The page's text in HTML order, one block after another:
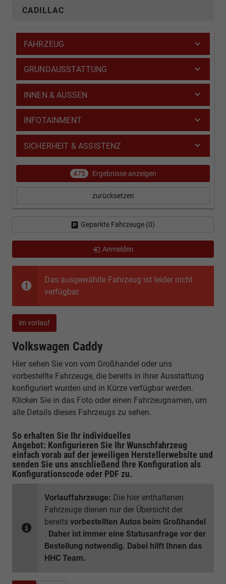
Das ausgewählte Fahrzeug ist leider nicht
verfügbar.
im vorlauf
Volkswagen Caddy
Hier sehen Sie von vom Großhandel oder uns
vorbestellte Fahrzeuge, die bereits in ihrer Ausstattung
konfiguriert wurden und in Kürze verfügbar werden.
Klicken Sie in das Foto oder einen Fahrzeugnamen, um
alle Details dieses Fahrzeugs zu sehen.
So erhalten Sie Ihr individuelles
Angebot: Konfigurieren Sie Ihr Wunschfahrzeug
einfach vorab auf der jeweiligen Herstellerwebsite und
senden Sie uns anschließend Ihre Konfiguration als
Konfigurationscode oder PDF zu.
Vorlauffahrzeuge: Die hier enthaltenen
Fahrzeuge dienen nur der Übersicht der
bereits vorbestellten Autos beim Großhandel
. Daher ist immer eine Statusanfrage vor der
Bestellung notwendig. Dabei hilft Ihnen das
HHC Team.
CADILLAC
FAHRZEUG
GRUNDAUSSTATTUNG
INNEN & AUSSEN
INFOTAINMENT
SICHERHEIT & ASSISTENZ
475 Ergebnisse anzeigen
zurücksetzen
Geparkte Fahrzeuge (0)
Anmelden